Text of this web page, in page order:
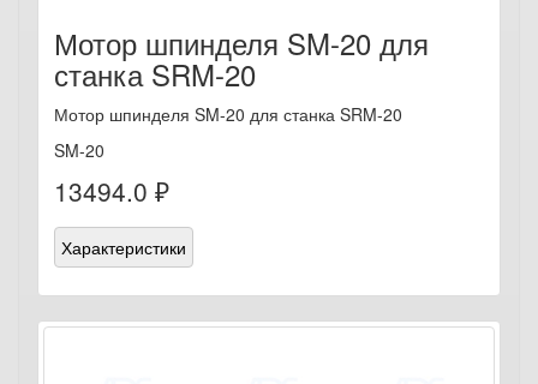
Мотор шпинделя SM-20 для
станка SRM-20
Мотор шпинделя SM-20 для станка SRM-20
SM-20
13494.0 ₽
Характеристики